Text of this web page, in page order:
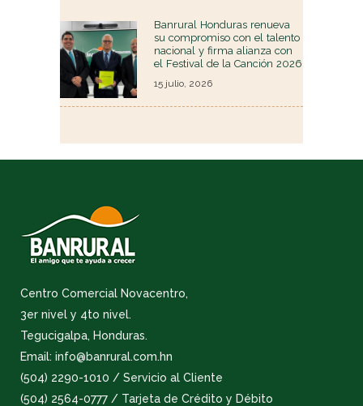
Banrural Honduras renueva
su compromiso con el talento
nacional y firma alianza con
el Festival de la Canción 2026
15 julio, 2026
Centro Comercial Novacentro,
3er nivel y 4to nivel.
Tegucigalpa, Honduras.
Email: info@banrural.com.hn
(504) 2290-1010 / Servicio al Cliente
(504) 2564-0777 / Tarjeta de Crédito y Débito